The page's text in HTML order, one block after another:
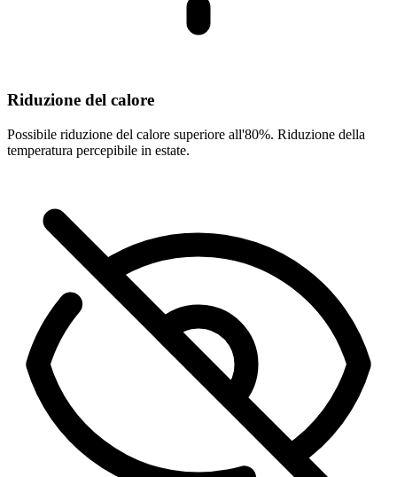
Riduzione del calore
Possibile riduzione del calore superiore all'80%. Riduzione della
temperatura percepibile in estate.